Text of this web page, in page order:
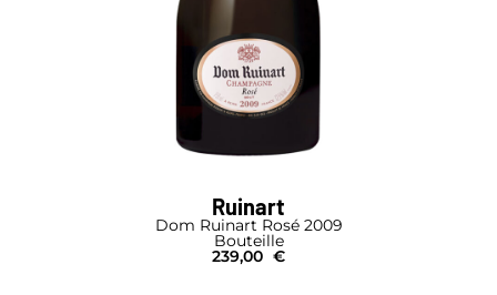
Ruinart
Dom Ruinart Rosé 2009
Bouteille
239,00 €